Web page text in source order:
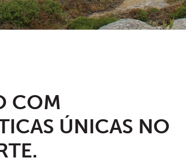
COM
ÚNICAS NO